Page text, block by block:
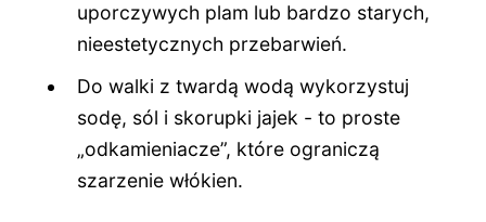
uporczywych plam lub bardzo starych,
nieestetycznych przebarwień.
Do walki z twardą wodą wykorzystuj
sodę, sól i skorupki jajek - to proste
„odkamieniacze”, które ograniczą
szarzenie włókien.